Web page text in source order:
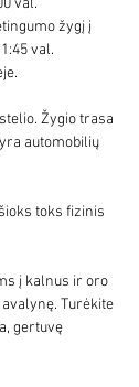
val.
žygį į
val.
Žygio trasa
automobilių
toks fizinis
į kalnus ir oro
Turėkite
gertuvę